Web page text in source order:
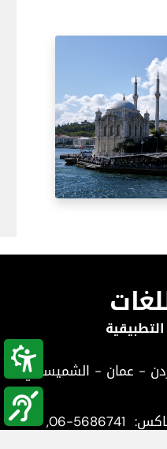
- عمان - الشميساني,
06-5686741
,